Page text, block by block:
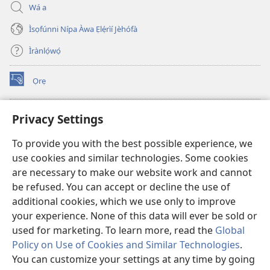
Privacy Settings
To provide you with the best possible experience, we
use cookies and similar technologies. Some cookies
are necessary to make our website work and cannot
be refused. You can accept or decline the use of
additional cookies, which we use only to improve
your experience. None of this data will ever be sold or
used for marketing. To learn more, read the Global
Policy on Use of Cookies and Similar Technologies.
You can customize your settings at any time by going
Wá a
Ìsọfúnni Nípa Àwa Ẹlẹ́rìí Jèhófà
Ìrànlọ́wọ́
Ọrẹ
(opens
new
ÀKÁ ÌWÉ ORÍ ÍŃTÁNẸ́Ẹ̀TÌ TI Watchtower™
(opens
window)JW Hub
(opens
new
window)JW Library
Watchtower Library ®
Copyright© 2026 Watch Tower Bible and Tract Society of Pennsylvania.